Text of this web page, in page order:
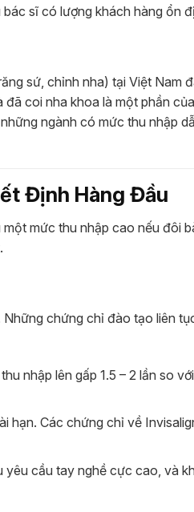
sĩ có lượng khách hàng ổn
sứ, chỉnh nha) tại Việt Nam
coi nha khoa là một phần
ngành có mức thu nhập
Định Hàng Đầu
mức thu nhập cao nếu đôi
chứng chỉ đào tạo liên
nhập lên gấp 1.5 – 2 lần so
hạn. Các chứng chỉ về
yêu cầu tay nghề cực cao, và